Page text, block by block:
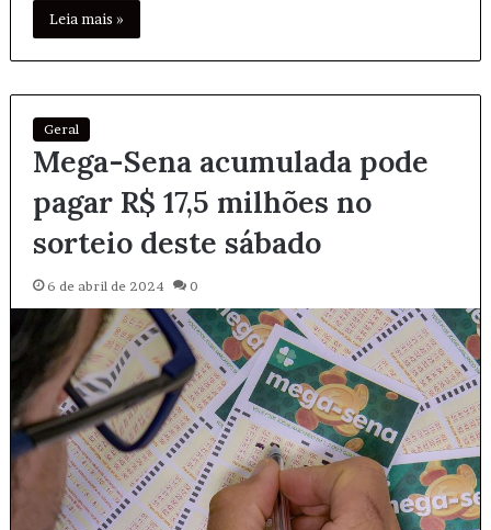
Leia mais »
Geral
Mega-Sena acumulada pode
pagar R$ 17,5 milhões no
sorteio deste sábado
6 de abril de 2024 0